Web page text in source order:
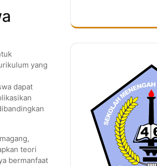
yang
dapat
teori
bermanfaat